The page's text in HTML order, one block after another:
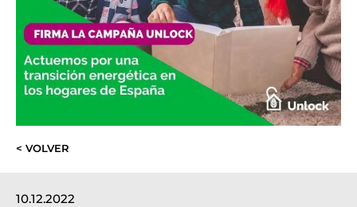
10.12.2022
< VOLVER